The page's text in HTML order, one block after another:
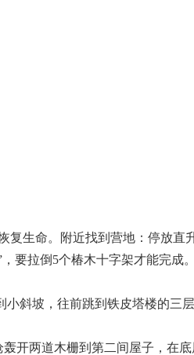
生命。附近找到营地：停放直
要拉倒5个椿木十字架才能完成
斜坡，往前跳到铁皮塔楼的三
开两道木栅到第二间屋子，在